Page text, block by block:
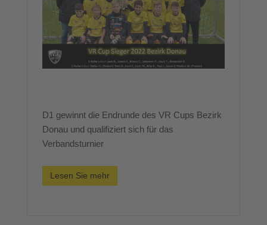
D1 gewinnt die Endrunde des VR Cups Bezirk
Donau und qualifiziert sich für das
Verbandsturnier
Lesen Sie mehr